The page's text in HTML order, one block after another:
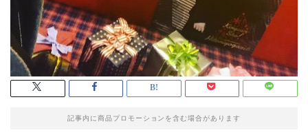
記事内に商品プロモーションを含む場合があります